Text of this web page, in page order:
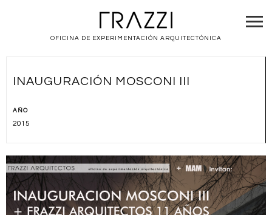
OFICINA DE EXPERIMENTACIÓN ARQUITECTÓNICA
INAUGURACIÓN MOSCONI III
AÑO
2015